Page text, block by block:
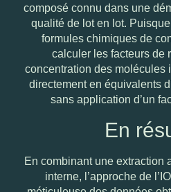
composé connu dans une
qualité de lot en lot.
formules chimiques de
calculer les facteurs de
concentration des molécules
directement en équivalents
sans application d’un
En
En combinant une extraction
interne, l’approche de